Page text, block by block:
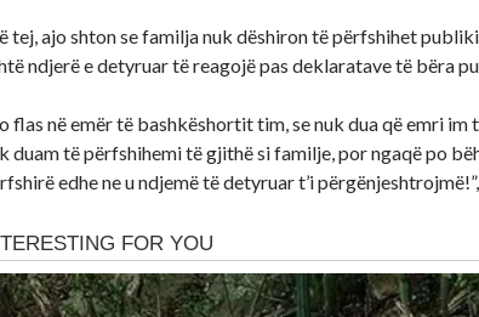
tej, ajo shton se familja nuk dëshiron të përfshihet
ndjerë e detyruar të reagojë pas deklaratave të bëra
flas në emër të bashkëshortit tim, se nuk dua që emri
duam të përfshihemi të gjithë si familje, por ngaqë po
edhe ne u ndjemë të detyruar t’i